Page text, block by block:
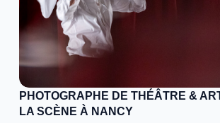
PHOTOGRAPHE DE THÉÂTRE &
LA SCÈNE À NANCY